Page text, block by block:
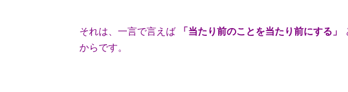
それは、一言で言えば 「当たり前のことを当たり前にする」
からです。